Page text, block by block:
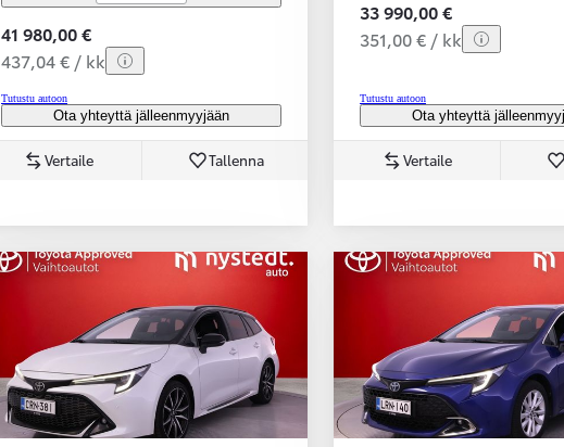
41 980,00 €
437,04 € / kk
Tutustu autoon
Ota yhteyttä jälleenmyyjään
Vertaile Tallenna
33 990,00 €
351,00 € / kk
Tutustu autoon
Ota yhteyttä
Vertaile